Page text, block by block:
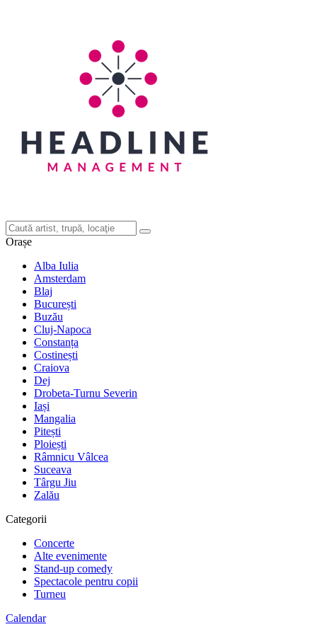
Orașe
Alba Iulia
Amsterdam
Blaj
București
Buzău
Cluj-Napoca
Constanța
Costinești
Craiova
Dej
Drobeta-Turnu Severin
Iași
Mangalia
Pitești
Ploiești
Râmnicu Vâlcea
Suceava
Târgu Jiu
Zalău
Categorii
Concerte
Alte evenimente
Stand-up comedy
Spectacole pentru copii
Turneu
Calendar